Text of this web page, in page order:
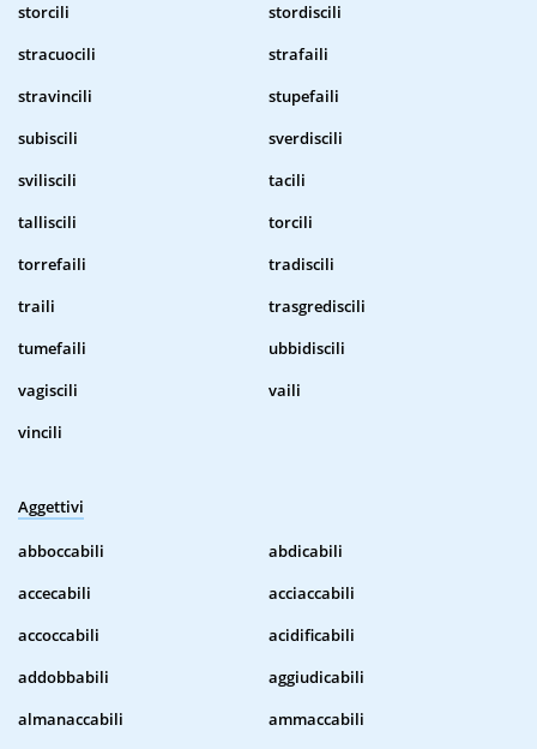
storcili
stordiscili
stracuocili
strafaili
stravincili
stupefaili
subiscili
sverdiscili
sviliscili
tacili
talliscili
torcili
torrefaili
tradiscili
traili
trasgrediscili
tumefaili
ubbidiscili
vagiscili
vaili
vincili
Aggettivi
abboccabili
abdicabili
accecabili
acciaccabili
accoccabili
acidificabili
addobbabili
aggiudicabili
almanaccabili
ammaccabili